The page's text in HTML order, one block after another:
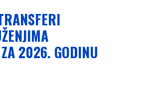
2026. GODINU